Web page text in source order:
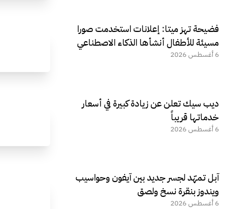
فضيحة تهز ميتا: إعلانات استخدمت صورا
مسيئة للأطفال أنشأها الذكاء الاصطناعي
6 أغسطس 2026
ديب سيك تعلن عن زيادة كبيرة في أسعار
خدماتها قريباً
6 أغسطس 2026
آبل تمهّد لجسر جديد بين آيفون وحواسيب
ويندوز بنقرة نسخ ولصق
6 أغسطس 2026